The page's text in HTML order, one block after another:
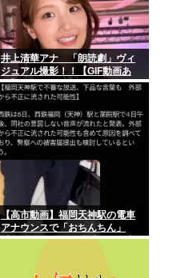
井上清華アナ 「朗読劇」ヴィ
ジュアル撮影！！【GIF動画あ
り】
【高市動画】福岡天神駅の電車
アナウンスで「おちんちん」
「ちんぽ」などと連呼する不審